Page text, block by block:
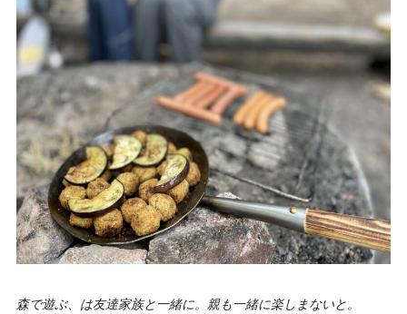
森で遊ぶ、は友達家族と一緒に。親も一緒に楽しまないと。